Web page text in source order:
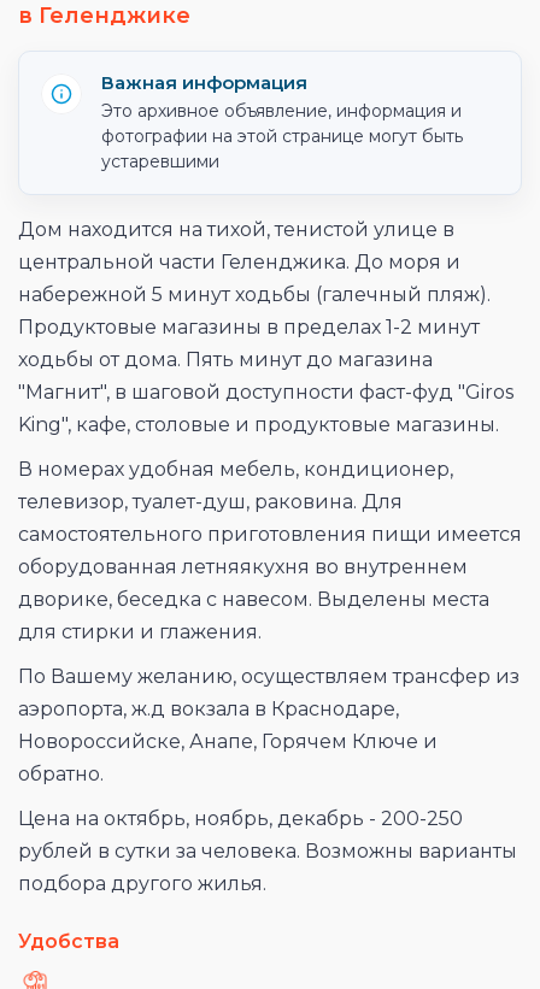
в Геленджике
Важная информация
Это архивное объявление, информация и
фотографии на этой странице могут быть
устаревшими
Дом находится на тихой, тенистой улице в
центральной части Геленджика. До моря и
набережной 5 минут ходьбы (галечный пляж).
Продуктовые магазины в пределах 1-2 минут
ходьбы от дома. Пять минут до магазина
"Магнит", в шаговой доступности фаст-фуд "Giros
King", кафе, столовые и продуктовые магазины.
В номерах удобная мебель, кондиционер,
телевизор, туалет-душ, раковина. Для
самостоятельного приготовления пищи имеется
оборудованная летняякухня во внутреннем
дворике, беседка с навесом. Выделены места
для стирки и глажения.
По Вашему желанию, осуществляем трансфер из
аэропорта, ж.д вокзала в Краснодаре,
Новороссийске, Анапе, Горячем Ключе и
обратно.
Цена на октябрь, ноябрь, декабрь - 200-250
рублей в сутки за человека. Возможны варианты
подбора другого жилья.
Удобства